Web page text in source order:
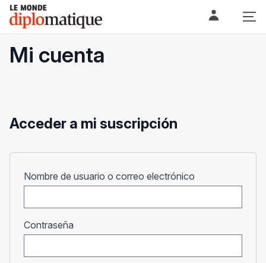
Skip
content
Le monde diplomatique
Mi cuenta
Acceder a mi suscripción
Nombre de usuario o correo electrónico
Contraseña